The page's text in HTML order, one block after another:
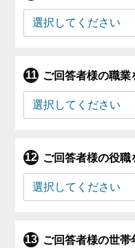
ご回答者様の職業
ご回答者様の役職
ご回答者様の世